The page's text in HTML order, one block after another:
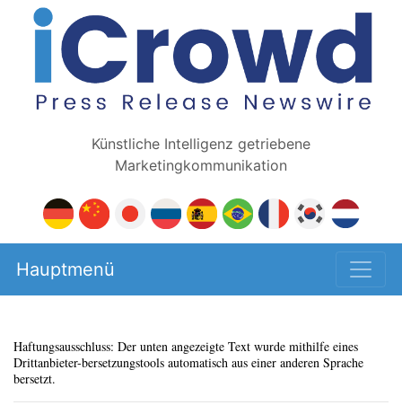
Künstliche Intelligenz getriebene
Marketingkommunikation
Hauptmenü
Haftungsausschluss: Der unten angezeigte Text wurde mithilfe eines
Drittanbieter-bersetzungstools automatisch aus einer anderen Sprache
bersetzt.